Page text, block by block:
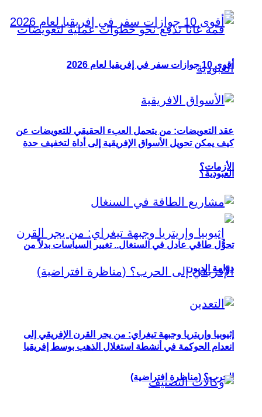
عقد التعويضات: من يتحمل العبء الحقيقي للتعويضات عن
العبودية؟
إثيوبيا وإريتريا وجبهة تيغراي: من يجر القرن الإفريقي إلى
الحرب؟ (مناظرة افتراضية)
أقوى 10 جوازات سفر في إفريقيا لعام 2026
كيف يمكن تحويل الأسواق الإفريقية إلى أداة لتخفيف حدة
الأزمات؟
تحوُّل طاقي عادل في السنغال.. تغيير السياسات بدلاً من
دوّامة الديون
انعدام الحوكمة في أنشطة استغلال الذهب بوسط إفريقيا